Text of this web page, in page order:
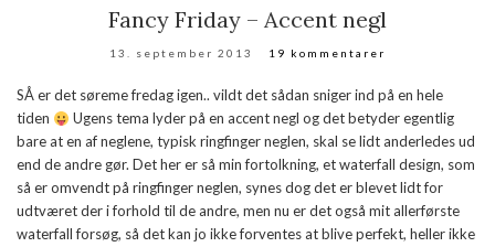
Fancy Friday – Accent negl
13. september 2013 19 kommentarer
SÅ er det søreme fredag igen.. vildt det sådan sniger ind på en hele
tiden
Ugens tema lyder på en accent negl og det betyder egentlig
bare at en af neglene, typisk ringfinger neglen, skal se lidt anderledes ud
end de andre gør. Det her er så min fortolkning, et waterfall design, som
så er omvendt på ringfinger neglen, synes dog det er blevet lidt for
udtværet der i forhold til de andre, men nu er det også mit allerførste
waterfall forsøg, så det kan jo ikke forventes at blive perfekt, heller ikke